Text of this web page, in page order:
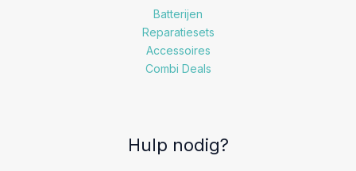
Batterijen
Reparatiesets
Accessoires
Combi Deals
Hulp nodig?